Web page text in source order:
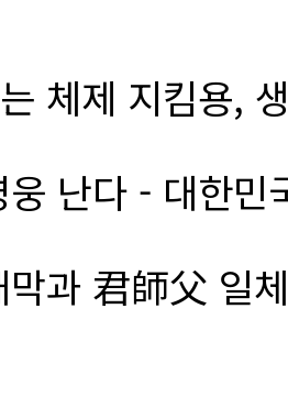
체제 지킴용,
난다 - 대한
과 君師父 일